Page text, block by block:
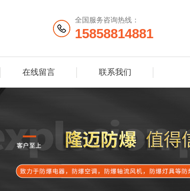
全国服务咨询热线：
15858814881
在线留言 联系我们